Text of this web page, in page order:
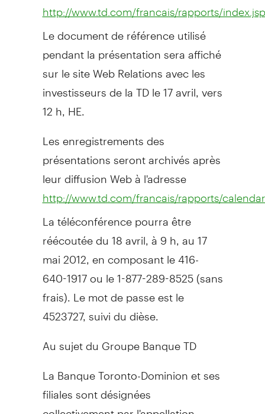
http://www.td.com/francais/rapports/index.jsp
Le document de référence utilisé
pendant la présentation sera affiché
sur le site Web Relations avec les
investisseurs de la TD le 17 avril, vers
12 h, HE.
Les enregistrements des
présentations seront archivés après
leur diffusion Web à l'adresse
http://www.td.com/francais/rapports/
La téléconférence pourra être
réécoutée du 18 avril, à 9 h, au 17
mai 2012, en composant le 416-
640-1917 ou le 1-877-289-8525 (sans
frais). Le mot de passe est le
4523727, suivi du dièse.
Au sujet du Groupe Banque TD
La Banque Toronto-Dominion et ses
filiales sont désignées
collectivement par l'appellation